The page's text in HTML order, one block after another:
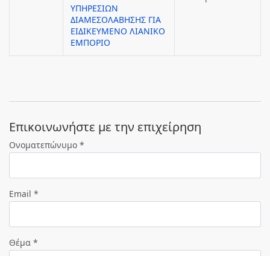
ΥΠΗΡΕΣΙΩΝ
ΔΙΑΜΕΣΟΛΑΒΗΣΗΣ ΓΙΑ
ΕΙΔΙΚΕΥΜΕΝΟ ΛΙΑΝΙΚΟ
ΕΜΠΟΡΙΟ
Eπικοινωνήστε με την επιχείρηση
Ονοματεπώνυμο *
Email *
Θέμα *